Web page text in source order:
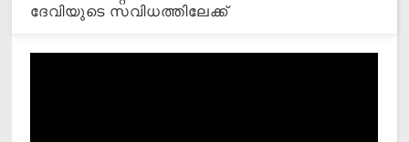
ദേവിയുടെ സവിധത്തിലേക്ക്